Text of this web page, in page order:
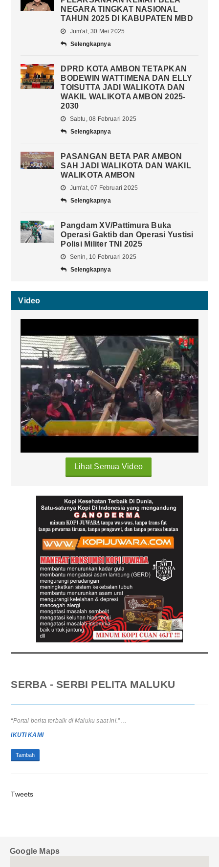
NEGARA TINGKAT NASIONAL
TAHUN 2025 DI KABUPATEN MBD
Jum'at, 30 Mei 2025
Selengkapnya
DPRD KOTA AMBON TETAPKAN
BODEWIN WATTIMENA DAN ELLY
TOISUTTA JADI WALIKOTA DAN
WAKIL WALIKOTA AMBON 2025-
2030
Sabtu, 08 Februari 2025
Selengkapnya
PASANGAN BETA PAR AMBON
SAH JADI WALIKOTA DAN WAKIL
WALIKOTA AMBON
Jum'at, 07 Februari 2025
Selengkapnya
Pangdam XV/Pattimura Buka
Operasi Gaktib dan Operasi Yustisi
Polisi Militer TNI 2025
Senin, 10 Februari 2025
Selengkapnya
Video
Lihat Semua Video
SERBA - SERBI PELITA MALUKU
Pra RAT KSP CU Hati Amboina 2025: Pemerintah Apresiasi Peran
Tambah
Tweets
Google Maps